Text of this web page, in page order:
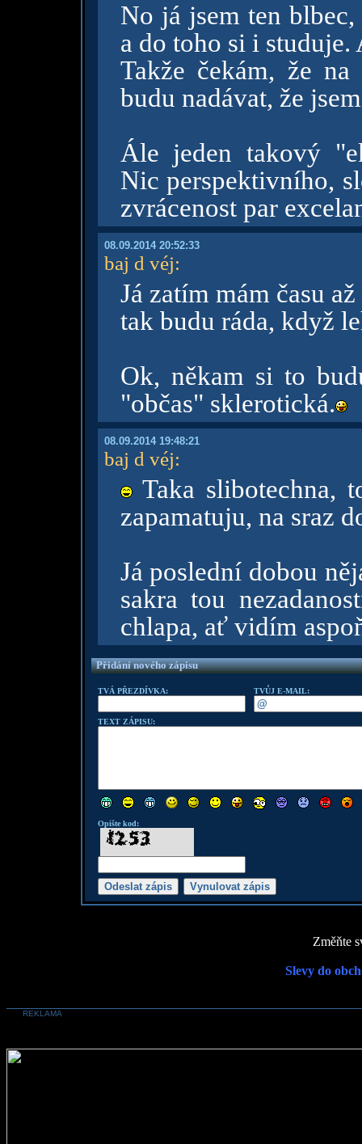
No já jsem ten
a do toho si i
Takže čekám, že
budu nadávat, že
Ále jeden takový
Nic perspektivního,
zvrácenost par
08.09.2014 20:52:33
baj d véj:
Já zatím mám času
tak budu ráda, když
Ok, někam si to
"občas" sklerotická.
08.09.2014 19:48:21
baj d véj:
Taka slibotechna,
zapamatuju, na sraz
Já poslední dobou
sakra tou
chlapa, ať vidím
Přidání nového zápisu
TVÁ PŘEZDÍVKA: TVŮJ E-MAIL:
TEXT ZÁPISU:
Opište kod:
Změňte
Slevy do
REKLAMA